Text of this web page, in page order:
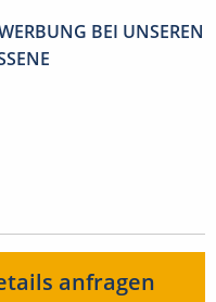
BEI UNSEREN
anfragen